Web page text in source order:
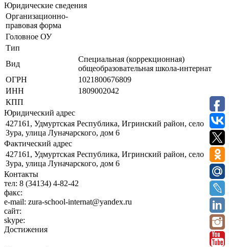
Юридические сведения
Организационно-
правовая форма
Головное ОУ
Тип
Вид
Специальная (коррекционная)
общеобразовательная школа-интернат
ОГРН
1021800676809
ИНН
1809002042
КПП
Юридический адрес
427161, Удмуртская Республика, Игринский район, село
Зура, улица Луначарского, дом 6
Фактический адрес
427161, Удмуртская Республика, Игринский район, село
Зура, улица Луначарского, дом 6
Контакты
тел: 8 (34134) 4-82-42
факс:
e-mail: zura-school-internat@yandex.ru
сайт:
skype:
Достижения